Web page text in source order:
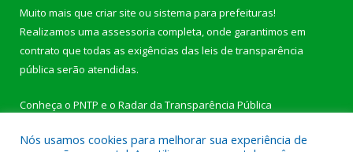
Muito mais que criar site ou sistema para prefeituras!
Realizamos uma assessoria completa, onde garantimos em
contrato que todas as exigências das leis de transparência
pública serão atendidas.
Conheça o PNTP e o Radar da Transparência Pública
Nós usamos cookies para melhorar sua experiência de